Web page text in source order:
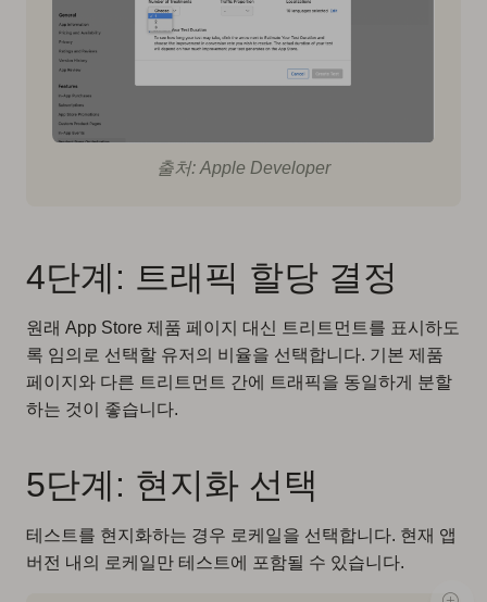
출처: Apple Developer
4단계: 트래픽 할당 결정
원래 App Store 제품 페이지 대신 트리트먼트를 표시하도
록 임의로 선택할 유저의 비율을 선택합니다. 기본 제품
페이지와 다른 트리트먼트 간에 트래픽을 동일하게 분할
하는 것이 좋습니다.
5단계: 현지화 선택
테스트를 현지화하는 경우 로케일을 선택합니다. 현재 앱
버전 내의 로케일만 테스트에 포함될 수 있습니다.